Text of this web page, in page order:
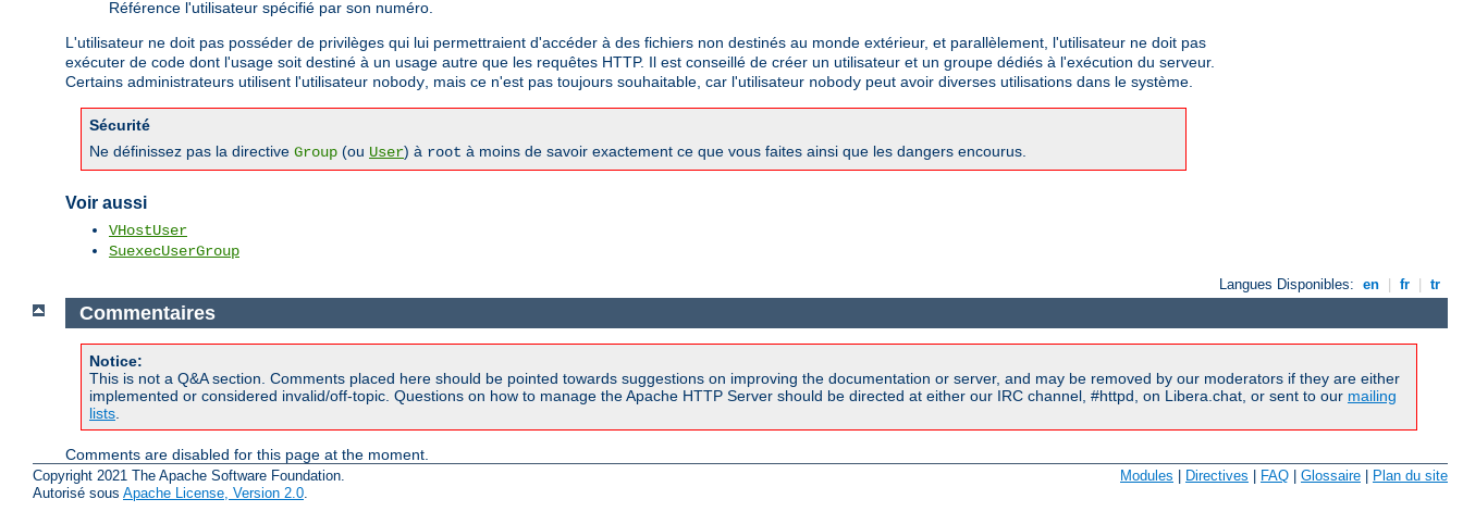
Référence l'utilisateur spécifié par son numéro.
L'utilisateur ne doit pas posséder de privilèges qui lui permettraient d'accéder à des fichiers non destinés au monde extérieur, et parallèlement, l'utilisateur ne doit pas
exécuter de code dont l'usage soit destiné à un usage autre que les requêtes HTTP. Il est conseillé de créer un utilisateur et un groupe dédiés à l'exécution du serveur.
Certains administrateurs utilisent l'utilisateur nobody , mais ce n'est pas toujours souhaitable, car l'utilisateur nobody peut avoir diverses utilisations dans le système.
Sécurité
Ne définissez pas la directive Group (ou User) à root à moins de savoir exactement ce que vous faites ainsi que les dangers encourus.
Voir aussi
VHostUser
SuexecUserGroup
Langues Disponibles: en fr tr
Commentaires
Notice:
This is not a Q&A section. Comments placed here should be pointed towards suggestions on improving the documentation or server, and may be removed by our moderators if they are either
implemented or considered invalid/off-topic. Questions on how to manage the Apache HTTP Server should be directed at either our IRC channel, #httpd, on Libera.chat, or sent to our mailing
lists.
Comments are disabled for this page at the moment.
Copyright 2021 The Apache Software Foundation.
Autorisé sous Apache License, Version 2.0
Modules Directives FAQ Glossaire Plan du site